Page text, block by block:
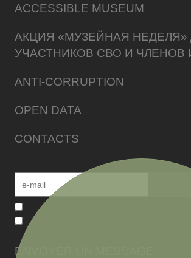
ACCESSIBLE MUSEUM
АКЦИЯ «МУЗЕЙНАЯ НЕДЕЛЯ»
УЧАСТНИКОВ СВО И ЧЛЕНОВ
ANTI-CORRUPTION
OPEN DATA
CONTACTS
ENVOYER UN MESSAGE